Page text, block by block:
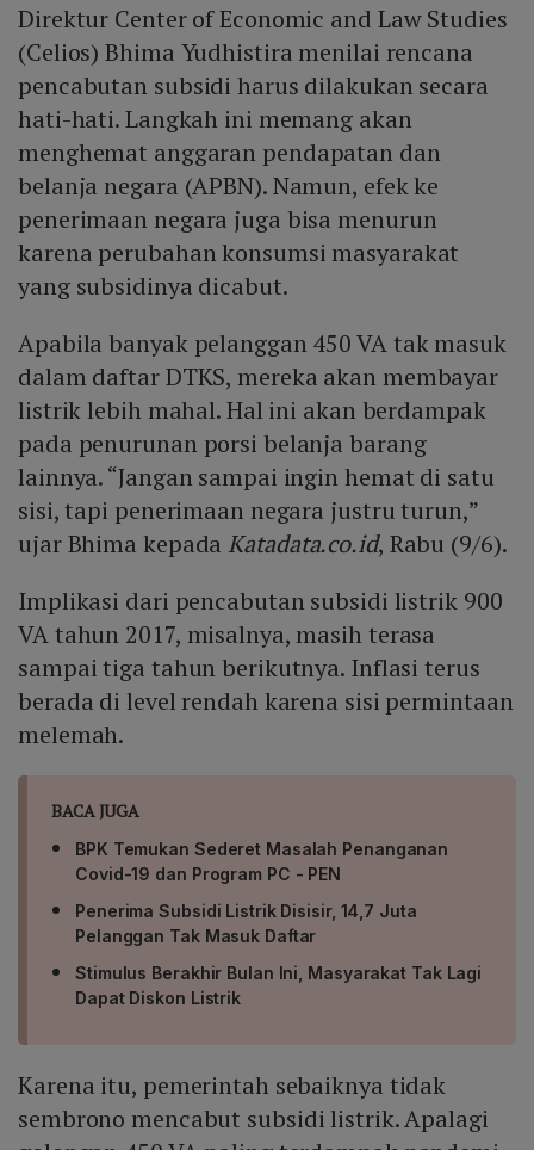
Direktur Center of Economic and Law Studies
(Celios) Bhima Yudhistira menilai rencana
pencabutan subsidi harus dilakukan secara
hati-hati. Langkah ini memang akan
menghemat anggaran pendapatan dan
belanja negara (APBN). Namun, efek ke
penerimaan negara juga bisa menurun
karena perubahan konsumsi masyarakat
yang subsidinya dicabut.
Apabila banyak pelanggan 450 VA tak masuk
dalam daftar DTKS, mereka akan membayar
listrik lebih mahal. Hal ini akan berdampak
pada penurunan porsi belanja barang
lainnya. “Jangan sampai ingin hemat di satu
sisi, tapi penerimaan negara justru turun,”
ujar Bhima kepada Katadata.co.id, Rabu (9/6).
Implikasi dari pencabutan subsidi listrik 900
VA tahun 2017, misalnya, masih terasa
sampai tiga tahun berikutnya. Inflasi terus
berada di level rendah karena sisi permintaan
melemah.
BACA JUGA
BPK Temukan Sederet Masalah Penanganan
Covid-19 dan Program PC - PEN
Penerima Subsidi Listrik Disisir, 14,7 Juta
Pelanggan Tak Masuk Daftar
Stimulus Berakhir Bulan Ini, Masyarakat Tak Lagi
Dapat Diskon Listrik
Karena itu, pemerintah sebaiknya tidak
sembrono mencabut subsidi listrik. Apalagi